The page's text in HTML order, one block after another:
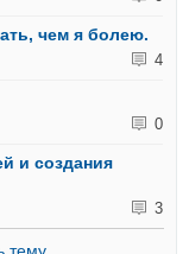
чем я болею.
4
0
и создания
3